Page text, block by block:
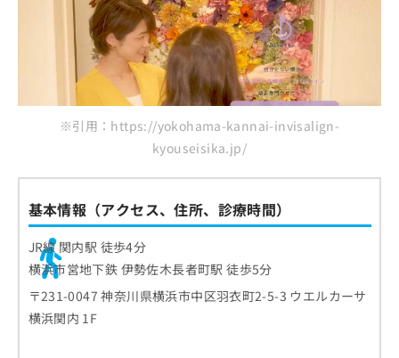
※引用：https://yokohama-kannai-invisalign-
kyouseisika.jp/
基本情報（アクセス、住所、診療時間）
JR線 関内駅 徒歩4分
横浜市営地下鉄 伊勢佐木長者町駅 徒歩5分
〒231-0047 神奈川県横浜市中区羽衣町2-5-3 ウエルカーサ
横浜関内 1F